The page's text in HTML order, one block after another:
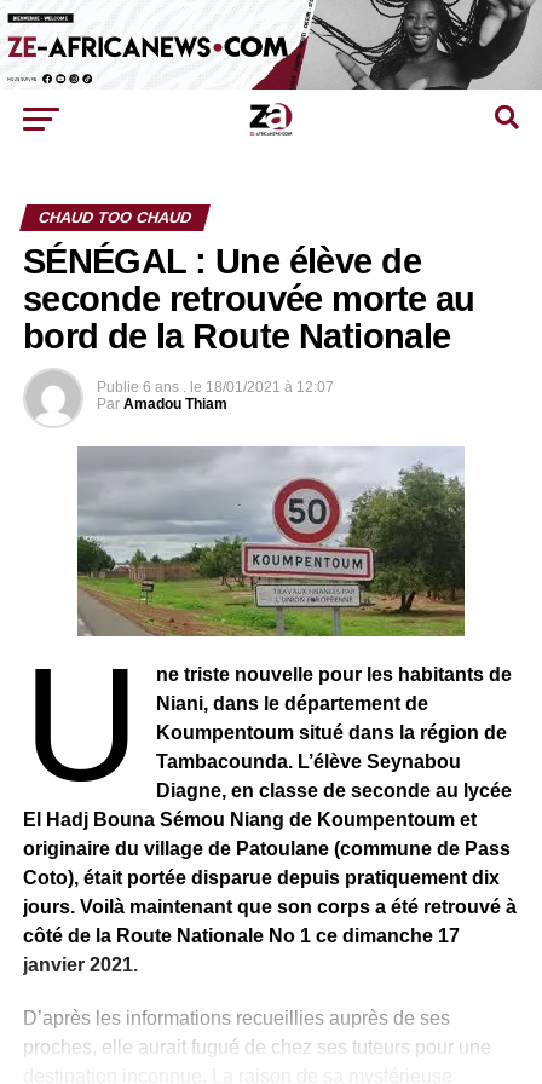
CHAUD TOO CHAUD
SÉNÉGAL : Une élève de
seconde retrouvée morte au
bord de la Route Nationale
Publie 6 ans . le 18/01/2021 à 12:07
Par Amadou Thiam
U
ne triste nouvelle pour les habitants de
Niani, dans le département de
Koumpentoum situé dans la région de
Tambacounda. L’élève Seynabou
Diagne, en classe de seconde au lycée
El Hadj Bouna Sémou Niang de Koumpentoum et
originaire du village de Patoulane (commune de Pass
Coto), était portée disparue depuis pratiquement dix
jours. Voilà maintenant que son corps a été retrouvé à
côté de la Route Nationale No 1 ce dimanche 17
janvier 2021.
D’après les informations recueillies auprès de ses
proches, elle aurait fugué de chez ses tuteurs pour une